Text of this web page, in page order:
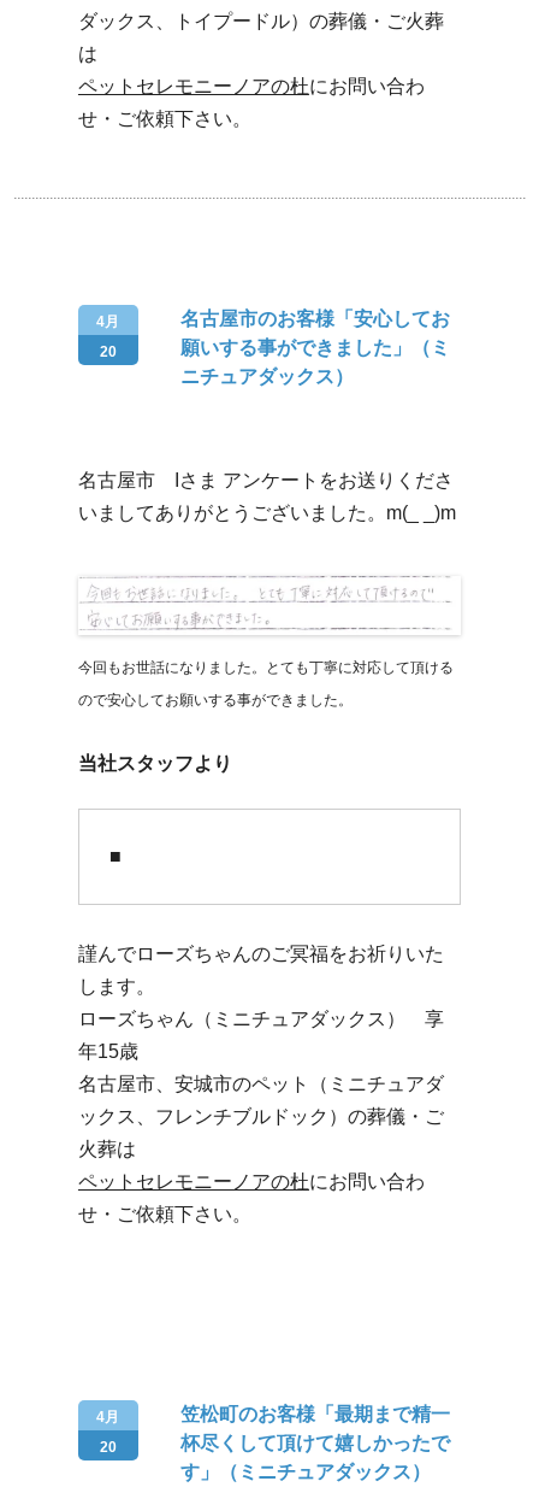
ダックス、トイプードル）の葬儀・ご火葬
は
ペットセレモニーノアの杜にお問い合わ
せ・ご依頼下さい。
4月
20
名古屋市のお客様「安心してお
願いする事ができました」（ミ
ニチュアダックス）
名古屋市 Iさま アンケートをお送りくださ
いましてありがとうございました。m(_ _)m
今回もお世話になりました。とても丁寧に対応して頂ける
ので安心してお願いする事ができました。
当社スタッフより
■
謹んでローズちゃんのご冥福をお祈りいた
します。
ローズちゃん（ミニチュアダックス） 享
年15歳
名古屋市、安城市のペット（ミニチュアダ
ックス、フレンチブルドック）の葬儀・ご
火葬は
ペットセレモニーノアの杜にお問い合わ
せ・ご依頼下さい。
4月
20
笠松町のお客様「最期まで精一
杯尽くして頂けて嬉しかったで
す」（ミニチュアダックス）